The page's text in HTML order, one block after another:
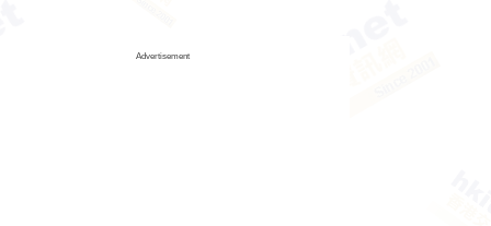
Advertisement